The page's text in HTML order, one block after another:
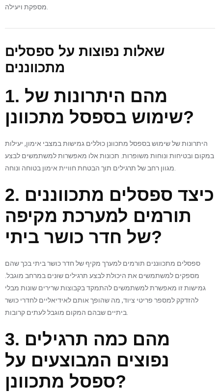
שאלות נפוצות על ספסלים
מתכווננים
1. מהם היתרונות של
שימוש בספסל מתכוונן?
היתרונות של שימוש בספסל מתכוונן כוללים גמישות במצבי אימון, יעילות
במקום ובטיחות ונוחות משופרות. תכונות אלו מאפשרות למשתמשים לבצע
2. כיצד ספסלים מתכווננים
תורמים למערכת מקיפה
של חדר כושר ביתי?
ספסלים מתכווננים תורמים למערך מקיף של חדר כושר ביתי בכך שהם
מספקים למשתמשים את היכולת לבצע תרגילים שונים במרחב מוגבל.
גמישות זו מאפשרת למשתמשים להתמקד בקבוצות שרירים שונות מבלי
להזדקק למספר פריטי ציוד, מה שהופך אותם לאידיאליים לחדרי כושר
3. מהם כמה תרגילים
נפוצים המבוצעים על
ספסל מתכוונן?